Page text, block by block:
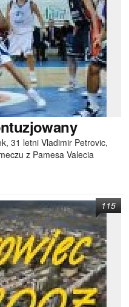
31 letni Vladimir Petrovic,
z Pamesa Valecia
115